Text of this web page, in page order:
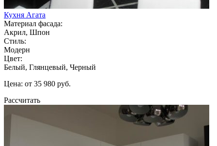
Кухня Агата
Материал фасада:
Акрил, Шпон
Стиль:
Модерн
Цвет:
Белый, Глянцевый, Черный
Цена: от 35 980 руб.
Рассчитать